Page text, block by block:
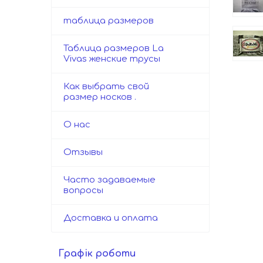
таблица размеров
Таблица размеров La
Vivas женские трусы
Как выбрать свой
размер носков .
О нас
Отзывы
Часто задаваемые
вопросы
Доставка и оплата
Графік роботи